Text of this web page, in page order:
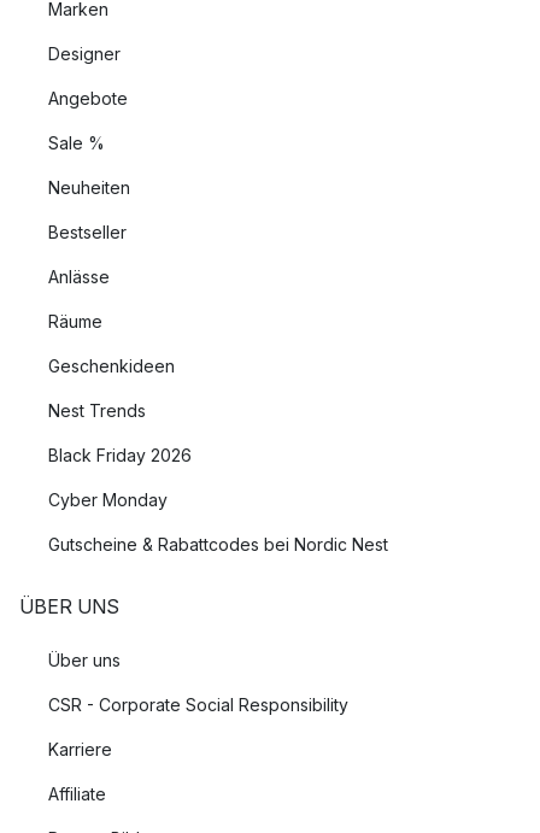
Marken
Designer
Angebote
Sale %
Neuheiten
Bestseller
Anlässe
Räume
Geschenkideen
Nest Trends
Black Friday 2026
Cyber Monday
Gutscheine & Rabattcodes bei Nordic Nest
ÜBER UNS
Über uns
CSR - Corporate Social Responsibility
Karriere
Affiliate